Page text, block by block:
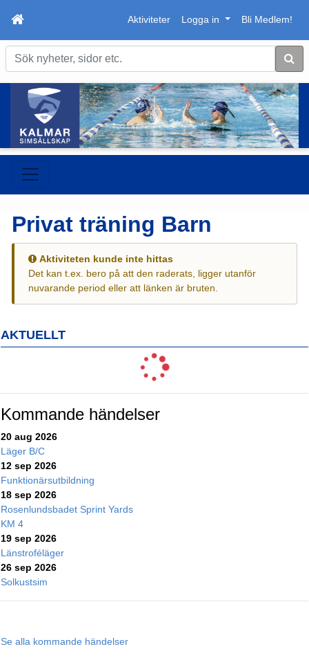
Aktiviteter Logga in Bli Medlem!
Sök
AKTUELLT
Kommande händelser
20 aug 2026
Läger B/C
12 sep 2026
Funktionärsutbildning
18 sep 2026
Rosenlundsbadet Sprint Yards
KM 4
19 sep 2026
Länstroféläger
26 sep 2026
Solkustsim
Se alla kommande händelser
Privat träning Barn
Aktiviteten kunde inte hittas
Det kan t.ex. bero på att den raderats, ligger utanför
nuvarande period eller att länken är bruten.